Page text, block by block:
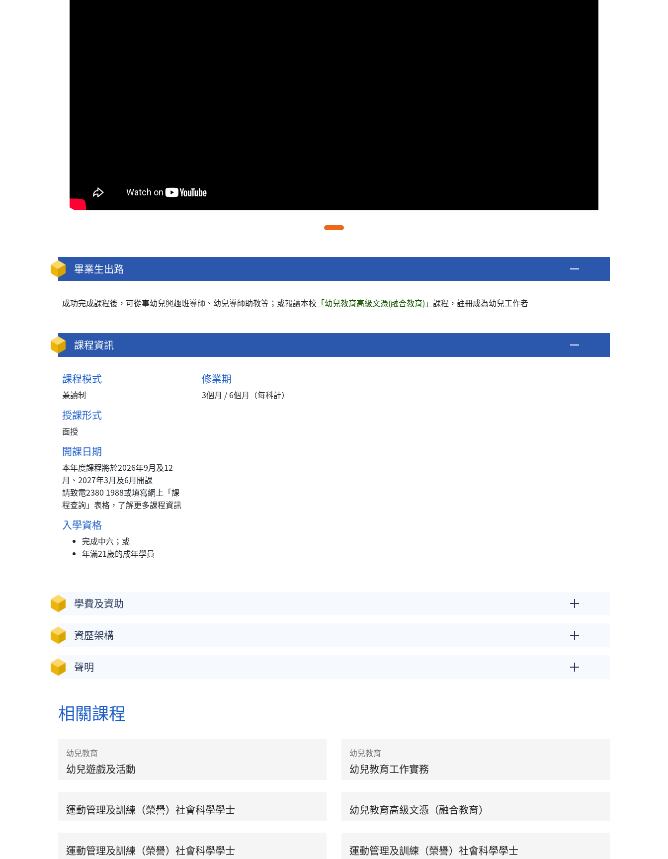
畢業生出路
成功完成課程後，可從事幼兒興趣班導師、幼兒導師助教等；或報讀本校 「幼兒教育高級文憑(融合教育)」 課程，註冊成為幼兒工作者
課程資訊
課程模式
兼讀制
授課形式
面授
開課日期
本年度課程將於2026年9月及12
月、2027年3月及6月開課
請致電2380 1988或填寫網上「課
程查詢」表格，了解更多課程資訊
修業期
3個月 / 6個月（每科計）
入學資格
完成中六；或
年滿21歲的成年學員
學費及資助
資歷架構
聲明
相關課程
幼兒教育
幼兒遊戲及活動
幼兒教育
幼兒教育工作實務
運動管理及訓練（榮譽）社會科學學士 幼兒教育高級文憑（融合教育）
運動管理及訓練（榮譽）社會科學學士 運動管理及訓練（榮譽）社會科學學士